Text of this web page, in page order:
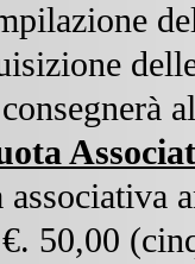
associativa
50,00